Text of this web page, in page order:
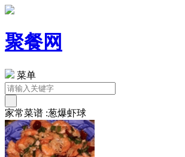
聚餐网
菜单
家常菜谱 :葱爆虾球